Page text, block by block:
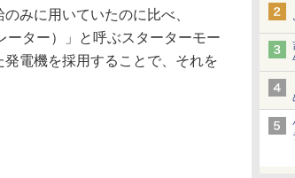
みに用いていたのに比べ、
ーター）」と呼ぶスターターモー
電機を採用することで、それを